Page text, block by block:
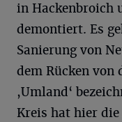
in Hackenbroich
demontiert. Es
Sanierung von
dem Rücken von
,Umland‘
Kreis hat hier